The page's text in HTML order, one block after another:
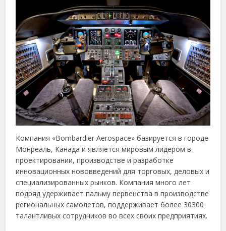
Компания «Bombardier Aerospace» базируется в городе
Монреаль, Канада и является мировым лидером в
проектировании, производстве и разработке
инновационных нововведений для торговых, деловых и
специализированных рынков. Компания много лет
подряд удерживает пальму первенства в производстве
региональных самолетов, поддерживает более 30300
талантливых сотрудников во всех своих предприятиях.